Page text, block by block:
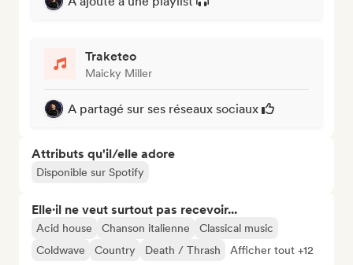
Traketeo
Maicky Miller
A partagé sur ses réseaux sociaux
Attributs qu'il/elle adore
Disponible sur Spotify
Elle·il ne veut surtout pas recevoir...
Acid house Chanson italienne
Classical music
Coldwave
Country Death / Thrash Afficher tout +12